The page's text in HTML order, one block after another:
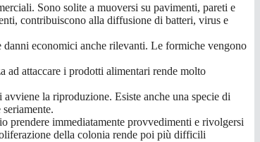
Sono solite a muoversi su pavimenti, pareti e
contribuiscono alla diffusione di batteri, virus e
danni economici anche rilevanti. Le formiche vengono
ad attaccare i prodotti alimentari rende molto
la riproduzione. Esiste anche una specie di
prendere immediatamente provvedimenti e rivolgersi
della colonia rende poi più difficili